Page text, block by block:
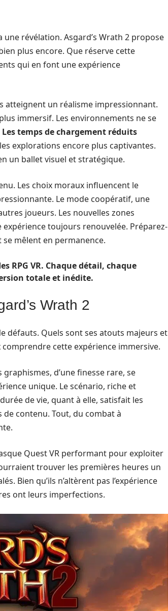
révélation. Asgard’s Wrath 2 propose
plus encore. Que réserve cette
qui en font une expérience
atteignent un réalisme impressionnant.
immersif. Les environnements ne se
Les temps de chargement réduits
explorations encore plus captivantes.
un ballet visuel et stratégique.
Les choix moraux influencent le
Le mode coopératif, une
joueurs. Les nouvelles zones
toujours renouvelée. Préparez-
mêlent en permanence.
RPG VR. Chaque détail, chaque
totale et inédite.
Wrath 2
défauts. Quels sont ses atouts majeurs et
comprendre cette expérience immersive.
d’une finesse rare, se
unique. Le scénario, riche et
de vie, quant à elle, satisfait les
de contenu. Tout, du combat à
Quest VR performant pour exploiter
trouver les premières heures un
Bien qu’ils n’altèrent pas l’expérience
ont leurs imperfections.